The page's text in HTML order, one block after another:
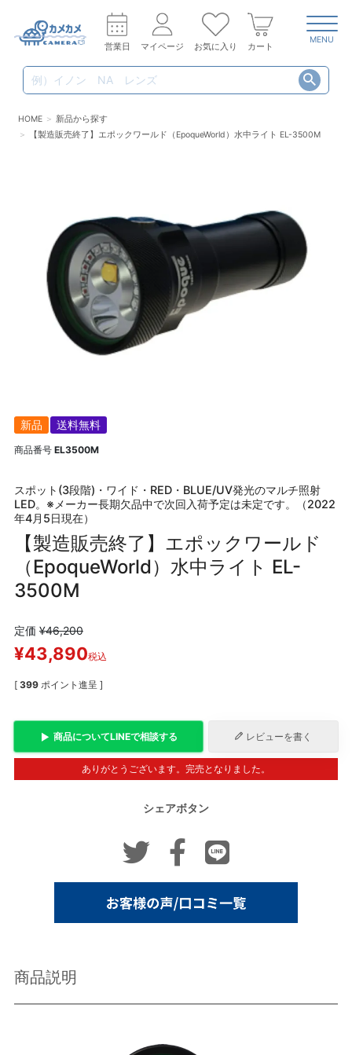
営業日 マイページ お気に入り カート
MENU
HOME
新品から探す
【製造販売終了】エポックワールド（EpoqueWorld）水中ライト EL-3500M
新品 送料無料
商品番号 EL3500M
スポット(3段階)・ワイド・RED・BLUE/UV発光のマルチ照射
LED。※メーカー長期欠品中で次回入荷予定は未定です。（2022
年4月5日現在）
【製造販売終了】エポックワールド
（EpoqueWorld）水中ライト EL-
3500M
定価 ¥46,200
¥43,890税込
[ 399 ポイント進呈 ]
商品についてLINEで相談する レビューを書く
ありがとうございます。完売となりました。
シェアボタン
商品説明